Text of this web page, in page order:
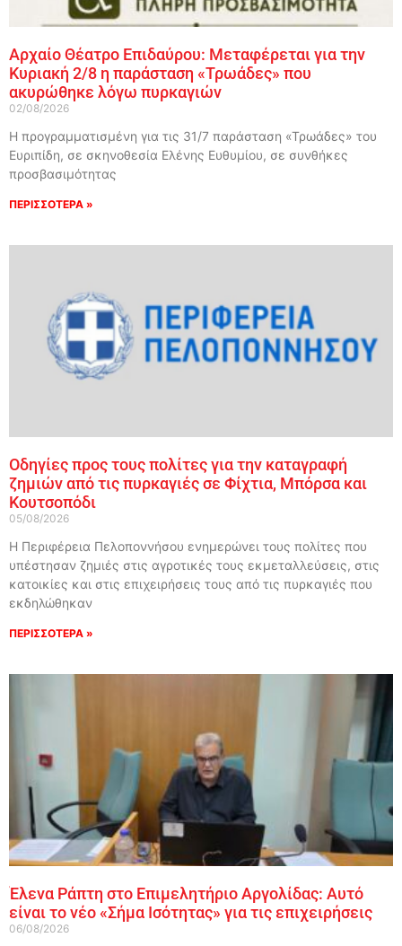
Αρχαίο Θέατρο Επιδαύρου: Μεταφέρεται για την
Κυριακή 2/8 η παράσταση «Τρωάδες» που
ακυρώθηκε λόγω πυρκαγιών
02/08/2026
Η προγραμματισμένη για τις 31/7 παράσταση «Τρωάδες» του
Ευριπίδη, σε σκηνοθεσία Ελένης Ευθυμίου, σε συνθήκες
προσβασιμότητας
ΠΕΡΙΣΣΟΤΕΡΑ »
Οδηγίες προς τους πολίτες για την καταγραφή
ζημιών από τις πυρκαγιές σε Φίχτια, Μπόρσα και
Κουτσοπόδι
05/08/2026
Η Περιφέρεια Πελοποννήσου ενημερώνει τους πολίτες που
υπέστησαν ζημιές στις αγροτικές τους εκμεταλλεύσεις, στις
κατοικίες και στις επιχειρήσεις τους από τις πυρκαγιές που
εκδηλώθηκαν
ΠΕΡΙΣΣΟΤΕΡΑ »
Έλενα Ράπτη στο Επιμελητήριο Αργολίδας: Αυτό
είναι το νέο «Σήμα Ισότητας» για τις επιχειρήσεις
06/08/2026